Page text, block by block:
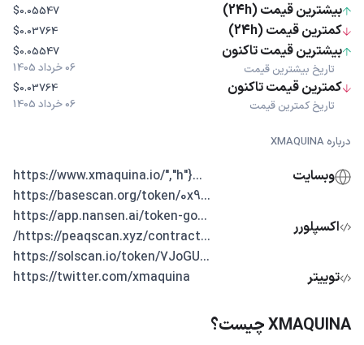
بیشترین قیمت (24h) $0.05547
کمترین قیمت (24h) $0.03764
بیشترین قیمت تاکنون
تاریخ بیشترین قیمت
$0.05547
06 خرداد 1405
کمترین قیمت تاکنون
تاریخ کمترین قیمت
$0.03764
06 خرداد 1405
درباره XMAQUINA
وبسایت ...{"https://www.xmaquina.io/","h
اکسپلورر
...https://basescan.org/token/0x9
...https://app.nansen.ai/token-go
...https://peaqscan.xyz/contract/
...https://solscan.io/token/7JoGU
توییتر
https://twitter.com/xmaquina
XMAQUINA چیست؟